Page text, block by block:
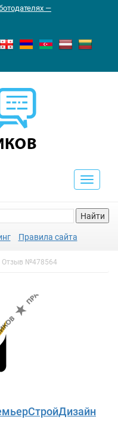
—
Toggle
Найти
Правила сайта
Отзыв №478564